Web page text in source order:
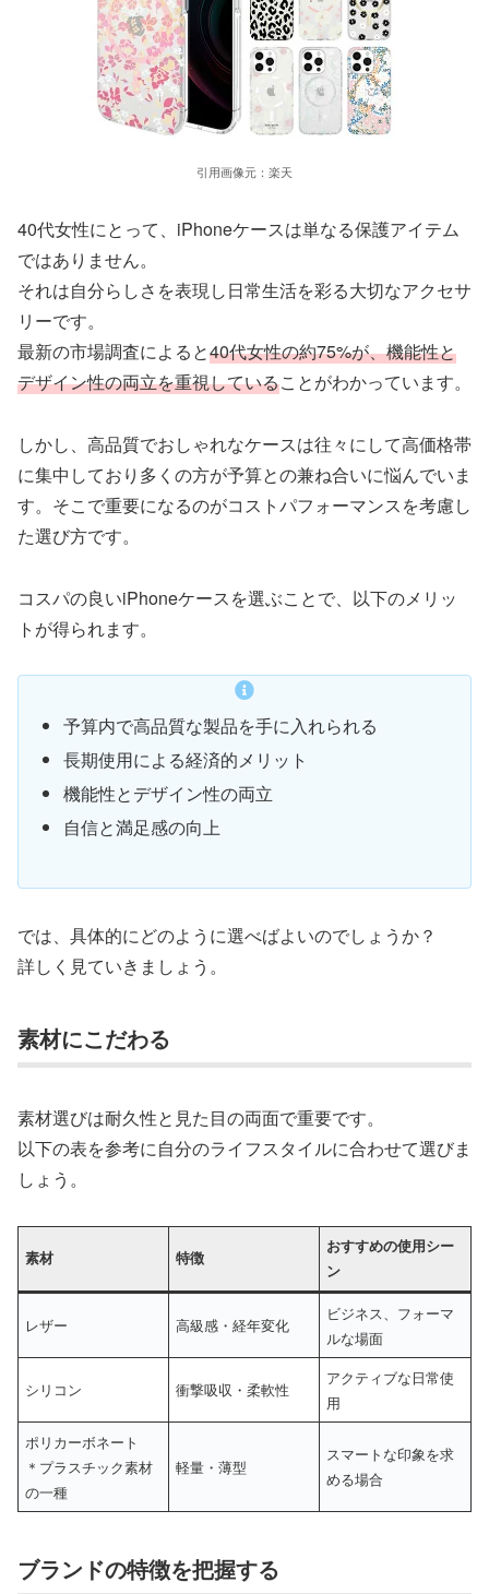
引用画像元：楽天
40代女性にとって、iPhoneケースは単なる保護アイテム
ではありません。
それは自分らしさを表現し日常生活を彩る大切なアクセサ
リーです。
最新の市場調査によると40代女性の約75%が、機能性と
デザイン性の両立を重視していることがわかっています。
しかし、高品質でおしゃれなケースは往々にして高価格帯
に集中しており多くの方が予算との兼ね合いに悩んでいま
す。そこで重要になるのがコストパフォーマンスを考慮し
た選び方です。
コスパの良いiPhoneケースを選ぶことで、以下のメリッ
トが得られます。
予算内で高品質な製品を手に入れられる
長期使用による経済的メリット
機能性とデザイン性の両立
自信と満足感の向上
では、具体的にどのように選べばよいのでしょうか？
詳しく見ていきましょう。
素材にこだわる
素材選びは耐久性と見た目の両面で重要です。
以下の表を参考に自分のライフスタイルに合わせて選びま
しょう。
素材 特徴
おすすめの使用シー
ン
レザー 高級感・経年変化
ビジネス、フォーマ
ルな場面
シリコン 衝撃吸収・柔軟性
アクティブな日常使
用
ポリカーボネート
＊プラスチック素材
の一種
軽量・薄型
スマートな印象を求
める場合
ブランドの特徴を把握する